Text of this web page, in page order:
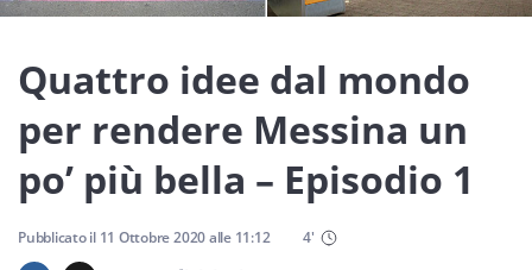
Società
Economia
Sport
Sicilia
Quattro idee dal mondo
per rendere Messina un
po’ più bella – Episodio 1
Pubblicato il 11 Ottobre 2020alle 11:12 4'